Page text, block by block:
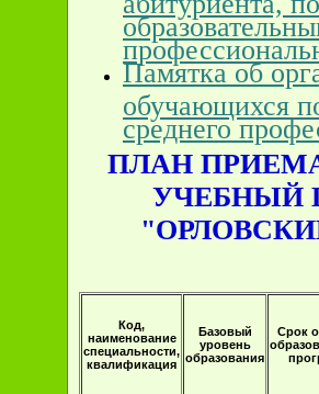
Памятка об
обучающихся
среднего
ПЛАН ПРИЕМА
УЧЕБНЫЙ
Код,
наименование
специальности,
квалификация
Базовый
уровень
образования
Срок